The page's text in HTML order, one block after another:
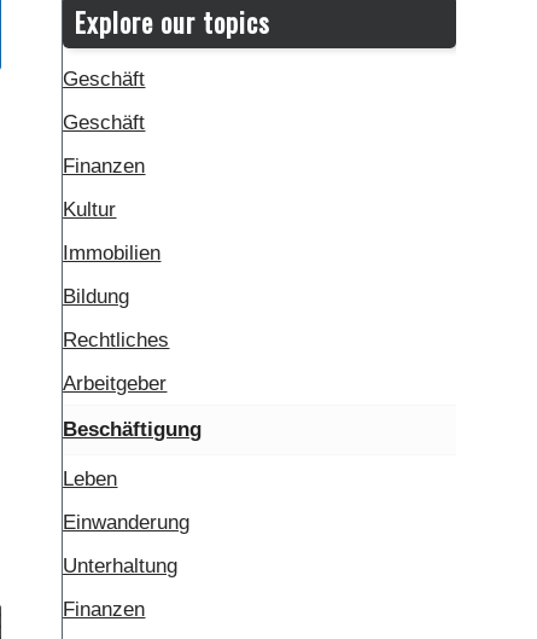
Explore our topics
Geschäft
Geschäft
Finanzen
Kultur
Immobilien
Bildung
Rechtliches
Arbeitgeber
Beschäftigung
Leben
Einwanderung
Unterhaltung
Finanzen